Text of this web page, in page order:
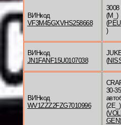
ВИНкод
VF3M45GXVHS258668
(M_)
(
)
ВИНкод
JN1FANF15U0107038
(
ВИНкод
WV1ZZZ2FZG7010996
30-35
(2E_)
(
GEN)